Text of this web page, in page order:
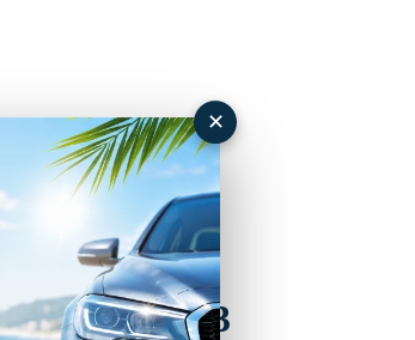
✕
Audi A3